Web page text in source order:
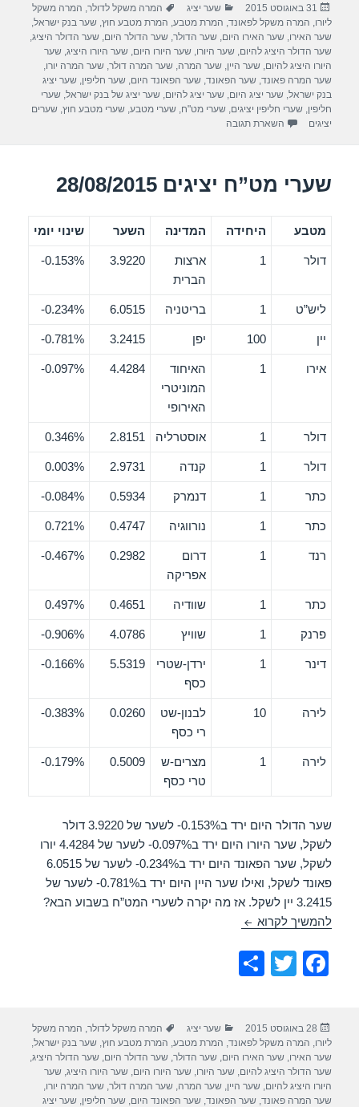
e
b
o
o
k
er
e
פורסם
בתאריך
31 באוגוסט 2015 קטגוריות
שער יציג תגיות
המרה משקל לדולר, המרה משקל
ליורו, המרה משקל לפאונד, המרת מטבע, המרת מטבע חוץ,שער בנק ישראל,
שער האירו,שער האירו היום,שער הדולר,שער הדולר היום,שער הדולר היציג,
שער הדולר היציג להיום,שער היורו,שער היורו היום,שער היורו היציג,שער
היורו היציג להיום,שער היין,שער המרה,שער המרה דולר,שער המרה יורו,
שער המרה פאונד,שער הפאונד,שער הפאונד היום,שער חליפין,שער יציג
בנק ישראל,שער יציג היום,שער יציג להיום,שער יציג של בנק ישראל,שערי
חליפין,שערי חליפין יציגים,שערי מט"ח,שערי מטבע,שערי מטבע חוץ,שערים
יציגים
השארת תגובה
שערי מט”ח יציגים 28/08/2015
מטבע היחידה המדינה השער שינוי יומי
דולר 1
ארצות
הברית
3.9220
0.153%-
ליש”ט 1 בריטניה 6.0515
0.234%-
יין 100 יפן 3.2415
0.781%-
אירו 1
האיחוד
המוניטרי
האירופי
4.4284
0.097%-
דולר 1 אוסטרליה 2.8151
0.346%
דולר 1 קנדה 2.9731
0.003%
כתר 1 דנמרק 0.5934
0.084%-
כתר 1 נורווגיה 0.4747
0.721%
רנד 1
דרום
אפריקה
0.2982
0.467%-
כתר 1 שוודיה 0.4651
0.497%
פרנק 1 שוויץ 4.0786
0.906%-
דינר 1
ירדן-שטרי
כסף
5.5319
0.166%-
לירה 10
לבנון-שט
רי כסף
0.0260
0.383%-
לירה 1
מצרים-ש
טרי כסף
0.5009
0.179%-
שער הדולר היום ירד ב0.153%- לשער של 3.9220 דולר
לשקל, שער היורו היום ירד ב0.097%- לשער של 4.4284 יורו
לשקל, שער הפאונד היום ירד ב0.234%- לשער של 6.0515
פאונד לשקל, ואילו שער היין היום ירד ב0.781%- לשער של
3.2415 יין לשקל. אז מה יקרה לשערי המט”ח בשבוע הבא?
להמשיך לקרוא שערי מט”ח יציגים 28/08/2015
F
e
b
o
T
er
e
פורסם
בתאריך
28 באוגוסט 2015 קטגוריות
שער יציג תגיות
המרה משקל לדולר, המרה משקל
ליורו, המרה משקל לפאונד, המרת מטבע, המרת מטבע חוץ,שער בנק ישראל,
שער האירו,שער האירו היום,שער הדולר,שער הדולר היום,שער הדולר היציג,
שער הדולר היציג להיום,שער היורו,שער היורו היום,שער היורו היציג,שער
היורו היציג להיום,שער היין,שער המרה,שער המרה דולר,שער המרה יורו,
שער המרה פאונד,שער הפאונד,שער הפאונד היום,שער חליפין,שער יציג